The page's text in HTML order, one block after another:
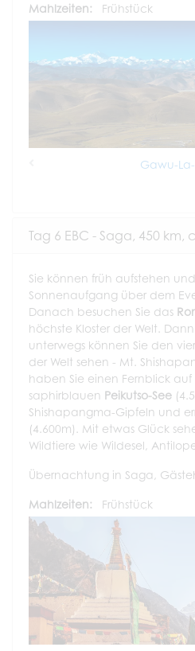
Mahlzeiten: Frühstück
Gawu-La-
Tag 6 EBC - Saga, 450 km,
Sie können früh aufstehen
Sonnenaufgang über dem
Danach besuchen Sie das
höchste Kloster der Welt.
unterwegs können Sie den
der Welt sehen - Mt.
haben Sie einen Fernblick auf
saphirblauen Peikutso-See
Shishapangma-Gipfeln und
(4.600m). Mit etwas Glück
Wildtiere wie Wildesel,
Übernachtung in Saga,
Mahlzeiten: Frühstück